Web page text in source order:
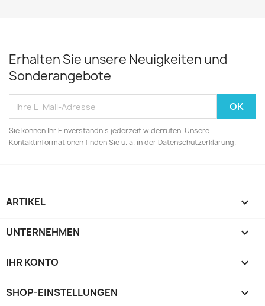
Erhalten Sie unsere Neuigkeiten und
Sonderangebote
Sie können Ihr Einverständnis jederzeit widerrufen. Unsere
Kontaktinformationen finden Sie u. a. in der Datenschutzerklärung.
ARTIKEL 
UNTERNEHMEN 
IHR KONTO 
SHOP-EINSTELLUNGEN keyboard_arrow_down